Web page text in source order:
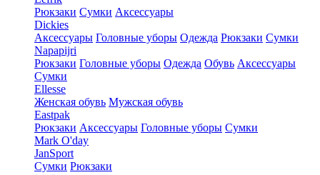
Рюкзаки Сумки Аксессуары
Dickies
Аксессуары Головные уборы Одежда Рюкзаки Сумки
Napapijri
Рюкзаки Головные уборы Одежда Обувь Аксессуары
Сумки
Ellesse
Женская обувь Мужская обувь
Eastpak
Рюкзаки Аксессуары Головные уборы Сумки
Mark O'day
JanSport
Сумки Рюкзаки